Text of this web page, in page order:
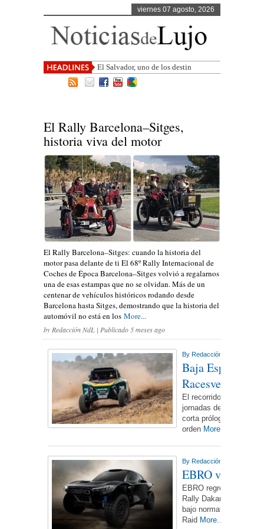
viernes 07 agosto, 2026
El Salvador, uno de los destinos con
mayor proyección de Cen
El Rally Barcelona–Sitges,
historia viva del motor
El Rally Barcelona–Sitges: cuando la historia del
motor pasa delante de ti El 68º Rally Internacional de
Coches de Época Barcelona–Sitges volvió a regalarnos
una de esas estampas que no se olvidan. Más de un
centenar de vehículos históricos rodando desde
Barcelona hasta Sitges, demostrando que la historia del
automóvil no está en los More...
byRedacción NdL | Publicado 5 meses ago
By Redacción NdL
Baja España
Racesven
El recorrido de la Baja
jornadas del 25 al 27
corta prólogo de 6
orden More...
By Redacción NdL
EBRO vuelve al
EBRO regresa a la
Rally Dakar 2026. Lo
bajo normativa T1+,
Raid More...